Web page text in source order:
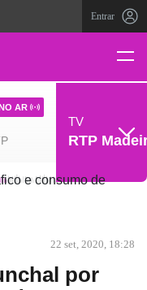
Entrar
AR
TV
RTP
22 set, 2020, 18:28
por